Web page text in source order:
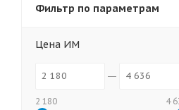
Фильтр по параметрам
Цена ИМ
2 180 4